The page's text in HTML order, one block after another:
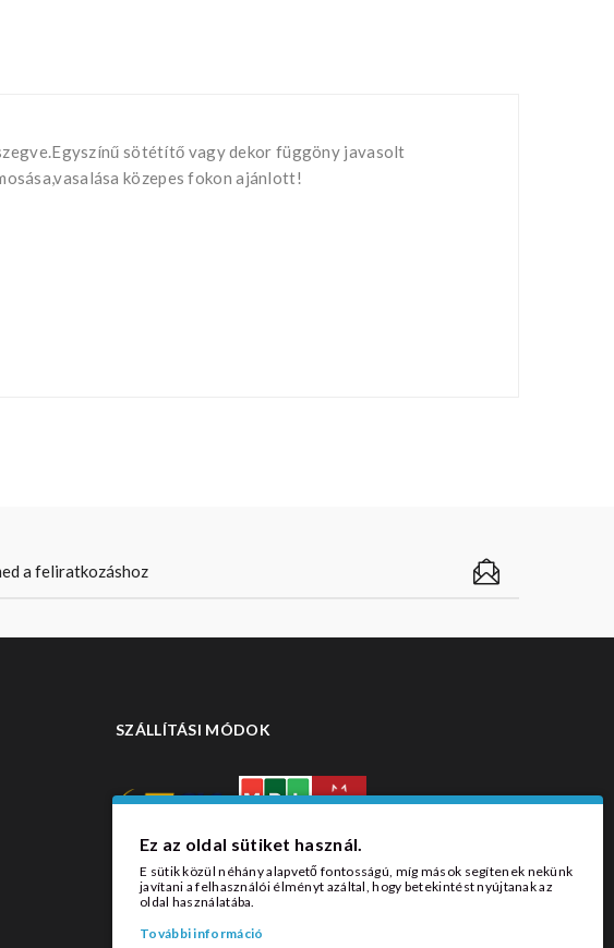
sötétítő vagy dekor függöny javasolt
közepes fokon ajánlott!
SZÁLLÍTÁSI MÓDOK
Ez az oldal sütiket használ.
E sütik közül néhány alapvető fontosságú, míg mások segítenek nekünk
javítani a felhasználói élményt azáltal, hogy betekintést nyújtanak az
oldal használatába.
További információ